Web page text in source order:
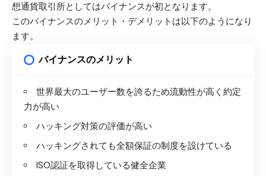
想通貨取引所としてはバイナンスが初となります。
このバイナンスのメリット・デメリットは以下のようになり
ます。
バイナンスのメリット
世界最大のユーザー数を誇るため流動性が高く約定
力が高い
ハッキング対策の評価が高い
ハッキングされても全額保証の制度を設けている
ISO認証を取得している健全企業